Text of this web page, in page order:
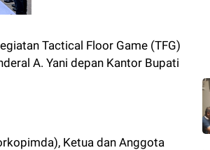
Tactical Floor Game (TFG)
A. Yani depan Kantor Bupati
Ketua dan Anggota